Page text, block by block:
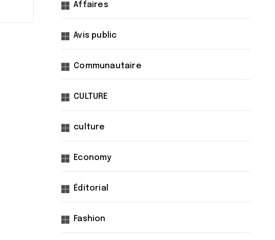
Affaires
Avis public
Communautaire
CULTURE
culture
Economy
Éditorial
Fashion